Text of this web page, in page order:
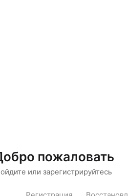
пожаловать
или зарегистрируйтесь